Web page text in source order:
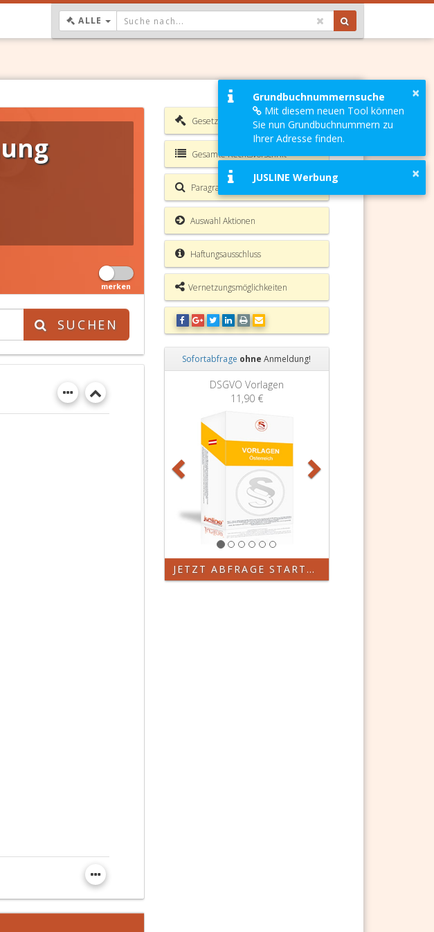
ALLE DROPDOWN: GEWÄHLTER WERT IST ALLE
merken
SUCHEN
Gesetzesverzeichnis
Gesamte Rechtsvorschrift
Paragrafen Volltextsuche
Auswahl Aktionen
Haftungsausschluss
Vernetzungsmöglichkeiten
Sofortabfrage ohne Anmeldung!
DSGVO Vorlagen
11,90 €
Zurück
JETZT ABFRAGE STARTEN
×
Grundbuchnummernsuche
Mit diesem neuen Tool können
Sie nun Grundbuchnummern zu
Ihrer Adresse finden.
×
JUSLINE Werbung